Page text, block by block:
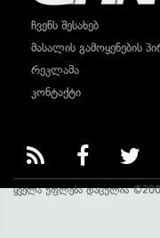
ჩვენს შესახებ
მასალის გამოყენების
რეკლამა
კონტაქტი
ყველა უფლება დაცულია